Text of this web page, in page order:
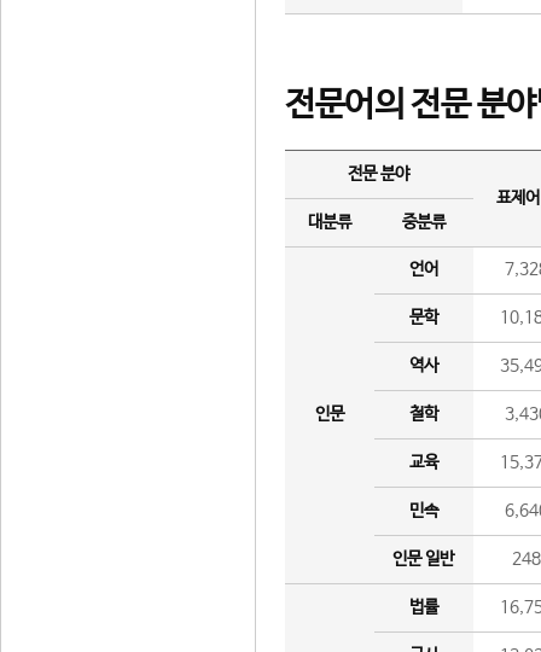
전문어의 전문 분
전문 분야
표제
대분류
중분류
인문
언어
문학
역사
철학
교육
민속
인문 일반 248
법률